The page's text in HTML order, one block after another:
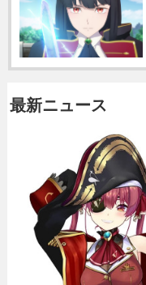
最新ニュース